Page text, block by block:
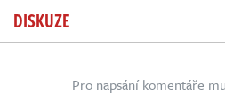
DISKUZE
Pro napsání komentáře